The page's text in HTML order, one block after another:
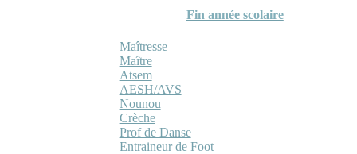
Fin année scolaire
Maîtresse
Maître
Atsem
AESH/AVS
Nounou
Crèche
Prof de Danse
Entraineur de Foot